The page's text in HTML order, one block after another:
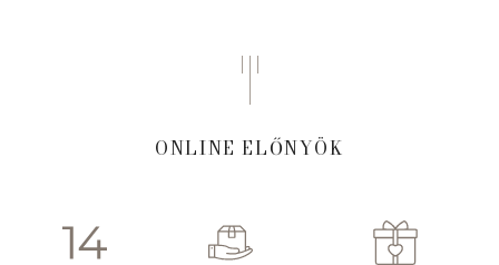
ONLINE ELŐNYÖK